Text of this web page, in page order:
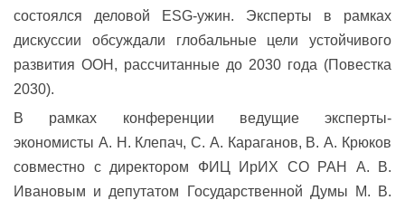
состоялся деловой ESG-ужин. Эксперты в рамках
дискуссии обсуждали глобальные цели устойчивого
развития ООН, рассчитанные до 2030 года (Повестка
2030).
В рамках конференции ведущие эксперты-
экономисты А. Н. Клепач, С. А. Караганов, В. А. Крюков
совместно с директором ФИЦ ИрИХ СО РАН А. В.
Ивановым и депутатом Государственной Думы М. В.